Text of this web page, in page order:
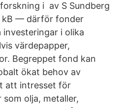
i av S Sundberg
kB — därför fonder
i olika
värdepapper,
Begreppet fond kan
ökat behov av
att intresset för
olja, metaller,